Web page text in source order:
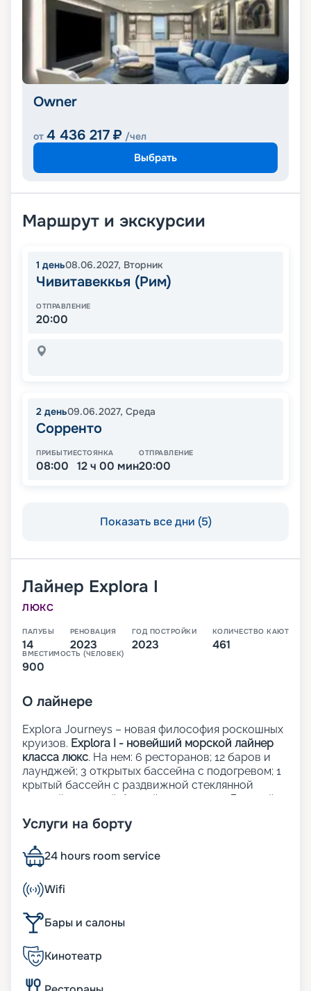
Owner
от 4 436 217 ₽ /чел
Выбрать
Маршрут и экскурсии
1 день08.06.2027, Вторник
Чивитавеккья (Рим)
ОТПРАВЛЕНИЕ
20:00
2 день09.06.2027, Среда
Сорренто
ПРИБЫТИЕ
08:00
СТОЯНКА
12 ч 00 мин
ОТПРАВЛЕНИЕ
20:00
Показать все дни (5)
Лайнер Explora I
ЛЮКС
ПАЛУБЫ
14
РЕНОВАЦИЯ
2023
ГОД ПОСТРОЙКИ
2023
КОЛИЧЕСТВО КАЮТ
461
ВМЕСТИМОСТЬ (ЧЕЛОВЕК)
900
О лайнере
Explora Journeys – новая философия роскошных
круизов. Explora I - новейший морской лайнер
класса люкс. На нем: 6 ресторанов; 12 баров и
лаунджей; 3 открытых бассейна с подогревом; 1
крытый бассейн с раздвижной стеклянной
крышей; 1 крытый бассейн; 5 джакузи; Детский
Школа кулинарного мастерства;
Прачечная; Медицинский центр.
Рестораны, бары и лаунджи:
Кулинарные шедевры на борту Explora Journeys
объединяют лучшие традиции мировой
и ужину уникальность и изящество. Независимо
от того, где вы решите пообедать — в одном из
элегантных ресторанов, у бассейна или на
Услуги на борту
24 hours room service
Wifi
Бары и салоны
Кинотеатр